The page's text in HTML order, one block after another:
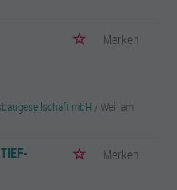
Merken
mbH / Weil am
Merken